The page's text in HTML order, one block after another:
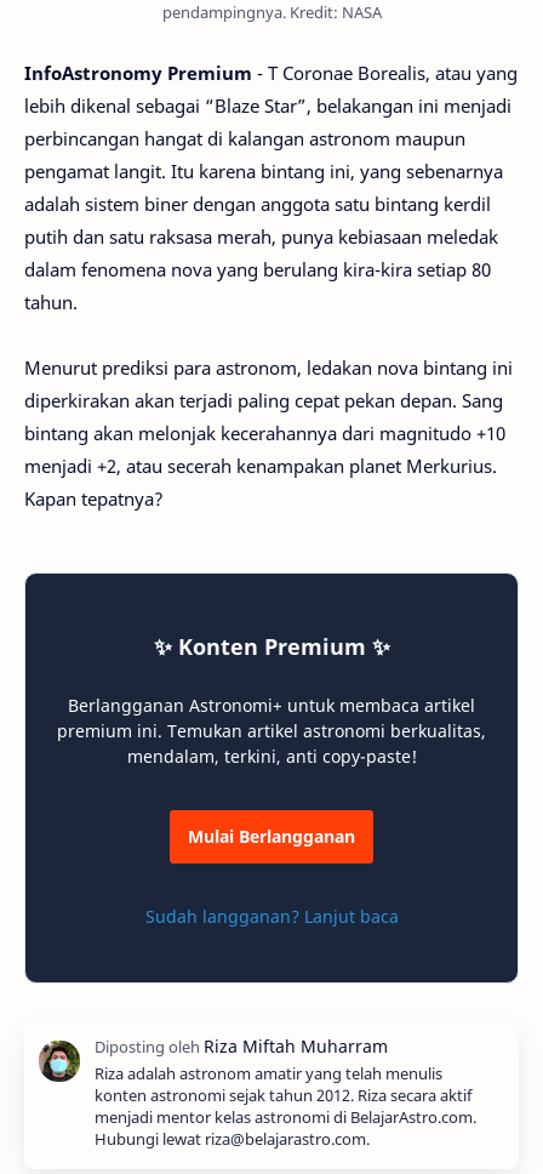
pendampingnya. Kredit: NASA
InfoAstronomy Premium - T Coronae Borealis, atau yang
lebih dikenal sebagai “Blaze Star”, belakangan ini menjadi
perbincangan hangat di kalangan astronom maupun
pengamat langit. Itu karena bintang ini, yang sebenarnya
adalah sistem biner dengan anggota satu bintang kerdil
putih dan satu raksasa merah, punya kebiasaan meledak
dalam fenomena nova yang berulang kira-kira setiap 80
tahun.
Menurut prediksi para astronom, ledakan nova bintang ini
diperkirakan akan terjadi paling cepat pekan depan. Sang
bintang akan melonjak kecerahannya dari magnitudo +10
menjadi +2, atau secerah kenampakan planet Merkurius.
Kapan tepatnya?
✨ Konten Premium ✨
Berlangganan Astronomi+ untuk membaca artikel
premium ini. Temukan artikel astronomi berkualitas,
mendalam, terkini, anti copy-paste!
Mulai Berlangganan
Sudah langganan? Lanjut baca
Riza adalah astronom amatir yang telah menulis
konten astronomi sejak tahun 2012. Riza secara aktif
menjadi mentor kelas astronomi di BelajarAstro.com.
Hubungi lewat riza@belajarastro.com.